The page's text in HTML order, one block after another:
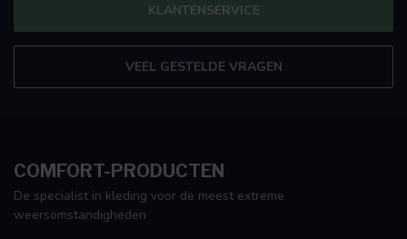
KLANTENSERVICE
VEEL GESTELDE VRAGEN
COMFORT-PRODUCTEN
De specialist in kleding voor de meest extreme
weersomstandigheden